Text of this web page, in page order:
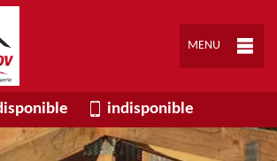
MENU
indisponible